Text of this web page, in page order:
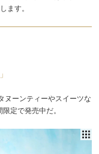
ます。
ヌーンティーやスイーツな
定で発売中だ。